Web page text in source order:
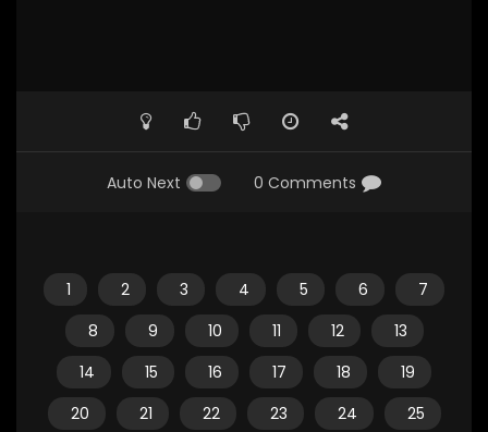
Auto Next 0 Comments
1 2 3 4 5 6
7
8
9 10 11 12
13
14
15 16 17 18
19
20
21 22 23 24
25